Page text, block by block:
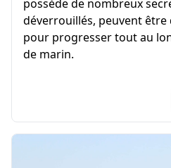
possède de nombreux
déverrouillés, peuvent être
pour progresser tout au
de marin.